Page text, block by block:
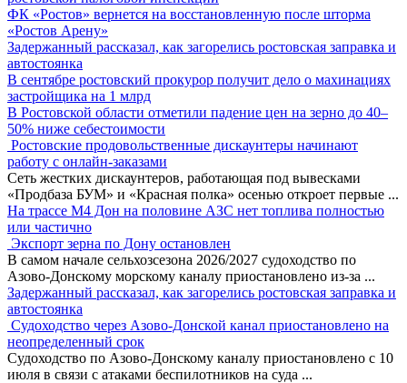
ФК «Ростов» вернется на восстановленную после шторма
«Ростов Арену»
Задержанный рассказал, как загорелись ростовская заправка и
автостоянка
В сентябре ростовский прокурор получит дело о махинациях
застройщика на 1 млрд
В Ростовской области отметили падение цен на зерно до 40–
50% ниже себестоимости
Ростовские продовольственные дискаунтеры начинают
работу с онлайн-заказами
Сеть жестких дискаунтеров, работающая под вывесками
«Продбаза БУМ» и «Красная полка» осенью откроет первые ...
На трассе М4 Дон на половине АЗС нет топлива полностью
или частично
Экспорт зерна по Дону остановлен
В самом начале сельхозсезона 2026/2027 судоходство по
Азово-Донскому морскому каналу приостановлено из-за ...
Задержанный рассказал, как загорелись ростовская заправка и
автостоянка
Судоходство через Азово-Донской канал приостановлено на
неопределенный срок
Судоходство по Азово-Донскому каналу приостановлено с 10
июля в связи с атаками беспилотников на суда ...